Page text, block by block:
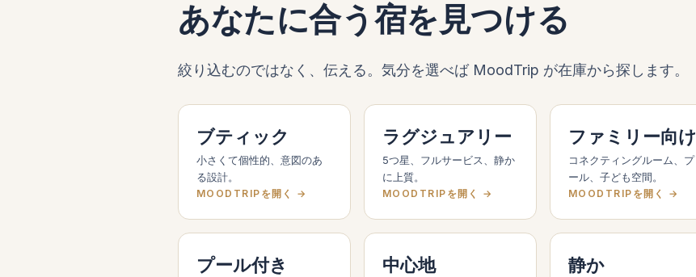
あなたに合う宿を見つける
絞り込むのではなく、伝える。気分を選べば MoodTrip が在庫から探します。
ブティック
小さくて個性的、意図のあ
る設計。
MOODTRIPを開く →
ラグジュアリー
5つ星、フルサービス、静か
に上質。
MOODTRIPを開く →
ファミリー向け
コネクティングルーム、プ
ール、子ども空間。
MOODTRIPを開く →
プール付き 中心地 静か